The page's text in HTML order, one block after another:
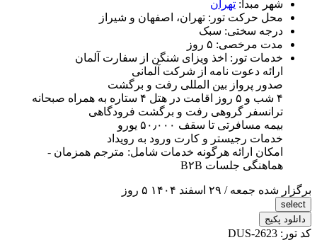
شهر مبدأ: تهران
محل حرکت تور: تهران، اصفهان و شیراز
درجه سختی: سبک
مدت مرخصی: ۵ روز
خدمات تور: اخذ ویزای شنگن از سفارت آلمان
ارائه دعوت نامه از شرکت آلمانی
صدور پرواز بین المللی رفت و برگشت
۴ شب و ۵ روز اقامت در هتل ۴ ستاره به همراه صبحانه
ترانسفر گروهی رفت و برگشت فرودگاهی
بیمه مسافرتی تا سقف ۵۰٫۰۰۰ یورو
خدمات رجیستر و کارت ورود به رویداد
امکان ارائه هرگونه خدمات شامل: مترجم همزمان -
هماهنگی جلسات B۲B
برگزار شده جمعه / ۲۹ اسفند ۱۴۰۴ ۵ روز
select
دانلود پکیج
کد تور: DUS-2623